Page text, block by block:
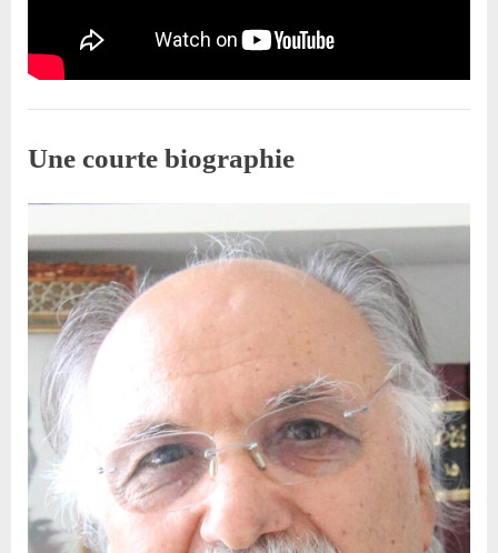
Une courte biographie
Posted
18 août 2023
By
حسین دولت‌آبادی